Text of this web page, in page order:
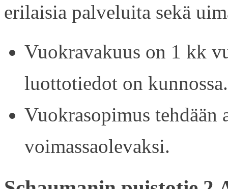
erilaisia palveluita sekä
Vuokravakuus on 1 kk
luottotiedot on kunnossa.
Vuokrasopimus tehdään
voimassaolevaksi.